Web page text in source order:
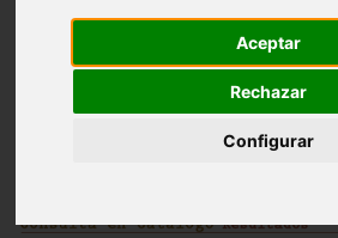
Aceptar
Rechazar
Configurar
Hemeroteca|Cine doméstico
Ayuda